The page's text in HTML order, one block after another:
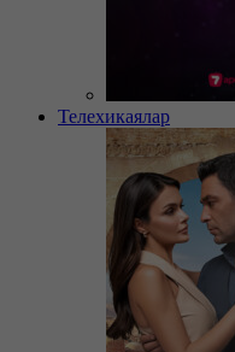
Телехикаялар